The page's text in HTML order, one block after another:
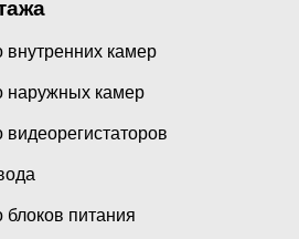
внутренних камер
наружных камер
блоков питания